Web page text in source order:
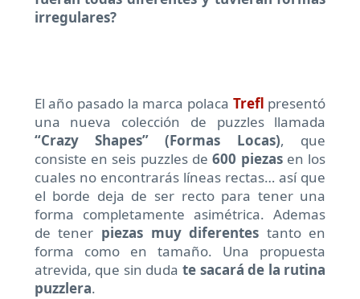
irregulares?
El año pasado la marca polaca Trefl presentó
una nueva colección de puzzles llamada
“Crazy Shapes” (Formas Locas), que
consiste en seis puzzles de600 piezasen los
cuales no encontrarás líneas rectas… así que
el borde deja de ser recto para tener una
forma completamente asimétrica. Ademas
de tener piezas muy diferentes tanto en
forma como en tamaño. Una propuesta
atrevida, que sin duda te sacará de la rutina
puzzlera.